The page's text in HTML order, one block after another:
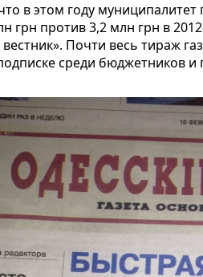
в этом году муниципалитет
грн против 3,2 млн грн в
Почти весь тираж
среди бюджетников и